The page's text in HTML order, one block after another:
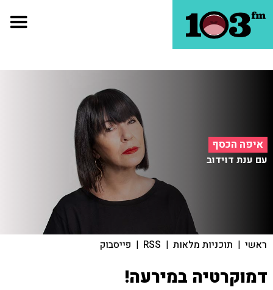
איפה הכסף
עם ענת דוידוב
ראשי | תוכניות מלאות |
RSS
| פייסבוק
דמוקרטיה במירעה!